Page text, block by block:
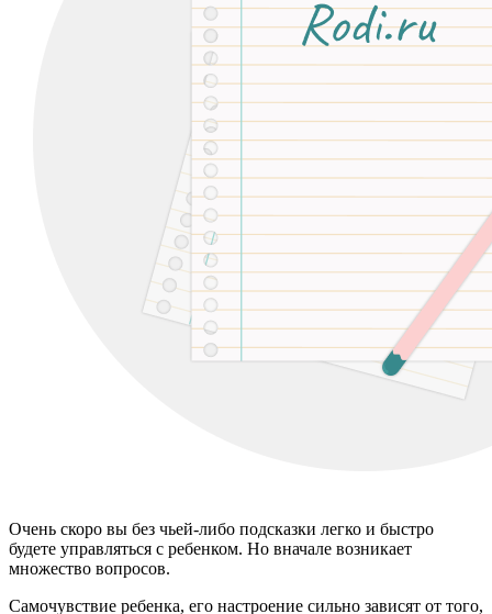
Очень скоро вы без чьей-либо подсказки легко и быстро
будете управляться с ребенком. Но вначале возникает
множество вопросов.
Самочувствие ребенка, его настроение сильно зависят от того,